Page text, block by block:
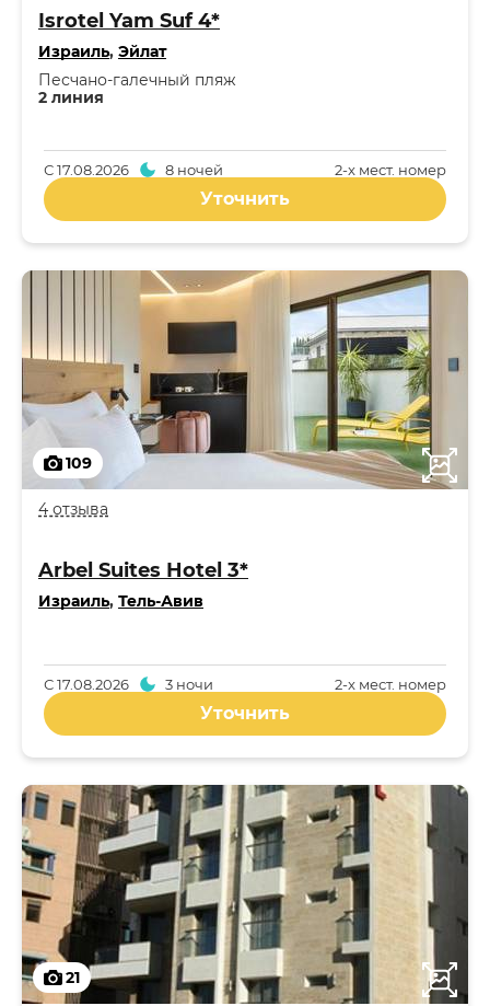
Isrotel Yam Suf 4*
Израиль, Эйлат
2 линия
Песчано-галечный пляж
2-x мест. номер
С17.08.2026 8 ночей
Уточнить
109
4 отзыва
Arbel Suites Hotel 3*
Израиль, Тель-Авив
2-x мест. номер
С17.08.2026 3 ночи
Уточнить
21